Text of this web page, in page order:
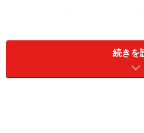
け取って納税することにな
と呼んでいます。納付は毎
続きを